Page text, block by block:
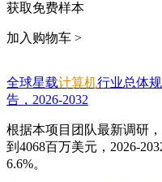
获取免费样本
加入购物车 >
全球星载计算机行业总体
告，2026-2032
根据本项目团队最新调研
到4068百万美元，2026-
6.6%。